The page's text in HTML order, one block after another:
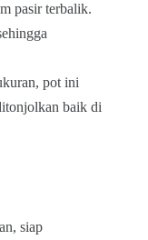
pasir terbalik.
pot ini
baik di
siap